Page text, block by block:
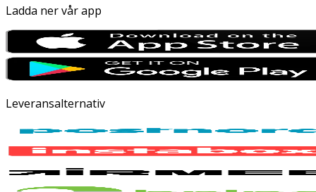
Ladda ner vår app
Leveransalternativ